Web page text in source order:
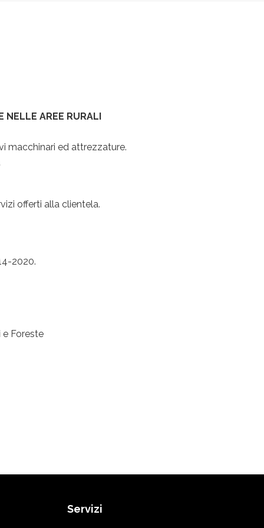
AREE RURALI
macchinari ed attrezzature.
offerti alla clientela.
2020.
e Foreste
Servizi